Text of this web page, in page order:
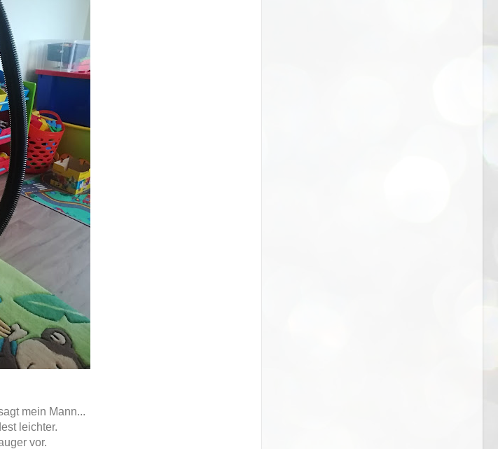
mein Mann...
leichter.
vor.